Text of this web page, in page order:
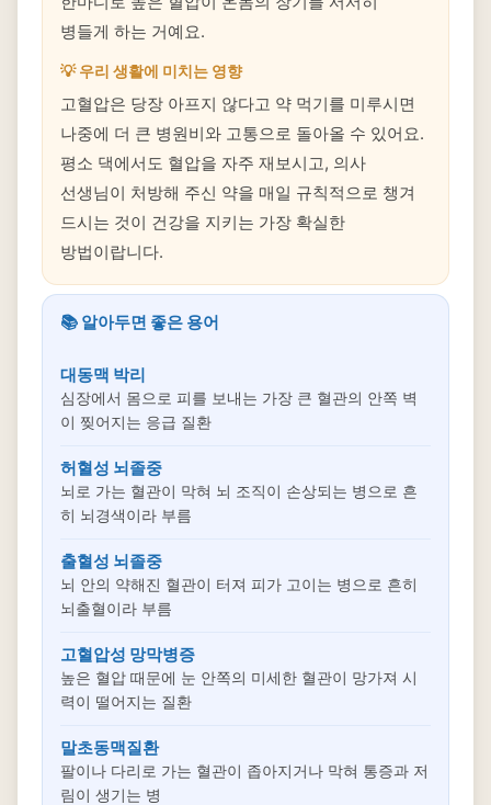
병들게 하는 거예요.
💡 우리 생활에 미치는 영향
고혈압은 당장 아프지 않다고 약 먹기를 미루시면
나중에 더 큰 병원비와 고통으로 돌아올 수 있어요.
평소 댁에서도 혈압을 자주 재보시고, 의사
선생님이 처방해 주신 약을 매일 규칙적으로 챙겨
드시는 것이 건강을 지키는 가장 확실한
방법이랍니다.
📚 알아두면 좋은 용어
대동맥 박리
심장에서 몸으로 피를 보내는 가장 큰 혈관의 안쪽 벽
이 찢어지는 응급 질환
허혈성 뇌졸중
뇌로 가는 혈관이 막혀 뇌 조직이 손상되는 병으로 흔
히 뇌경색이라 부름
출혈성 뇌졸중
뇌 안의 약해진 혈관이 터져 피가 고이는 병으로 흔히
뇌출혈이라 부름
고혈압성 망막병증
높은 혈압 때문에 눈 안쪽의 미세한 혈관이 망가져 시
력이 떨어지는 질환
말초동맥질환
팔이나 다리로 가는 혈관이 좁아지거나 막혀 통증과 저
림이 생기는 병